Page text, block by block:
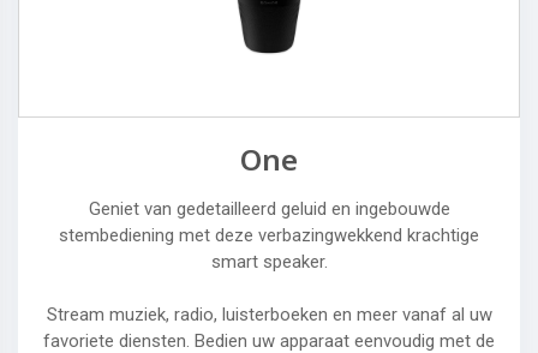
One
Geniet van gedetailleerd geluid en ingebouwde
stembediening met deze verbazingwekkend krachtige
smart speaker.
Stream muziek, radio, luisterboeken en meer vanaf al uw
favoriete diensten. Bedien uw apparaat eenvoudig met de